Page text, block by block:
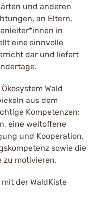
und anderen
an Eltern,
in
eine sinnvolle
dar und liefert
Wald
aus dem
Kompetenzen:
eine weltoffene
und Kooperation,
sowie die
zu motivieren.
der WaldKiste